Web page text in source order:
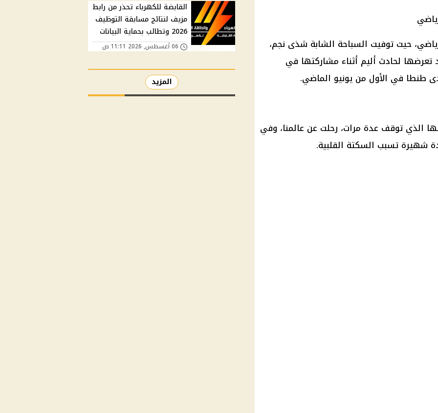
حيث توفيت السباحة الشابة شذى نجم،
عاماً فقط، بعد تعرضها لحادث أليم أثناء مشاركتها في
طنطا في الأول من يونيو الماضي.
الذي توقف عدة مرات، رحلت عن عالمنا، وفي
تسبب السكتة القلبية.
القابضة للكهرباء تحذر من رابط
مزيف لنتائج مسابقة التوظيف
2026 وتطالب بحماية البيانات
06 أغسطس, 2026 11:11 ص
المزيد